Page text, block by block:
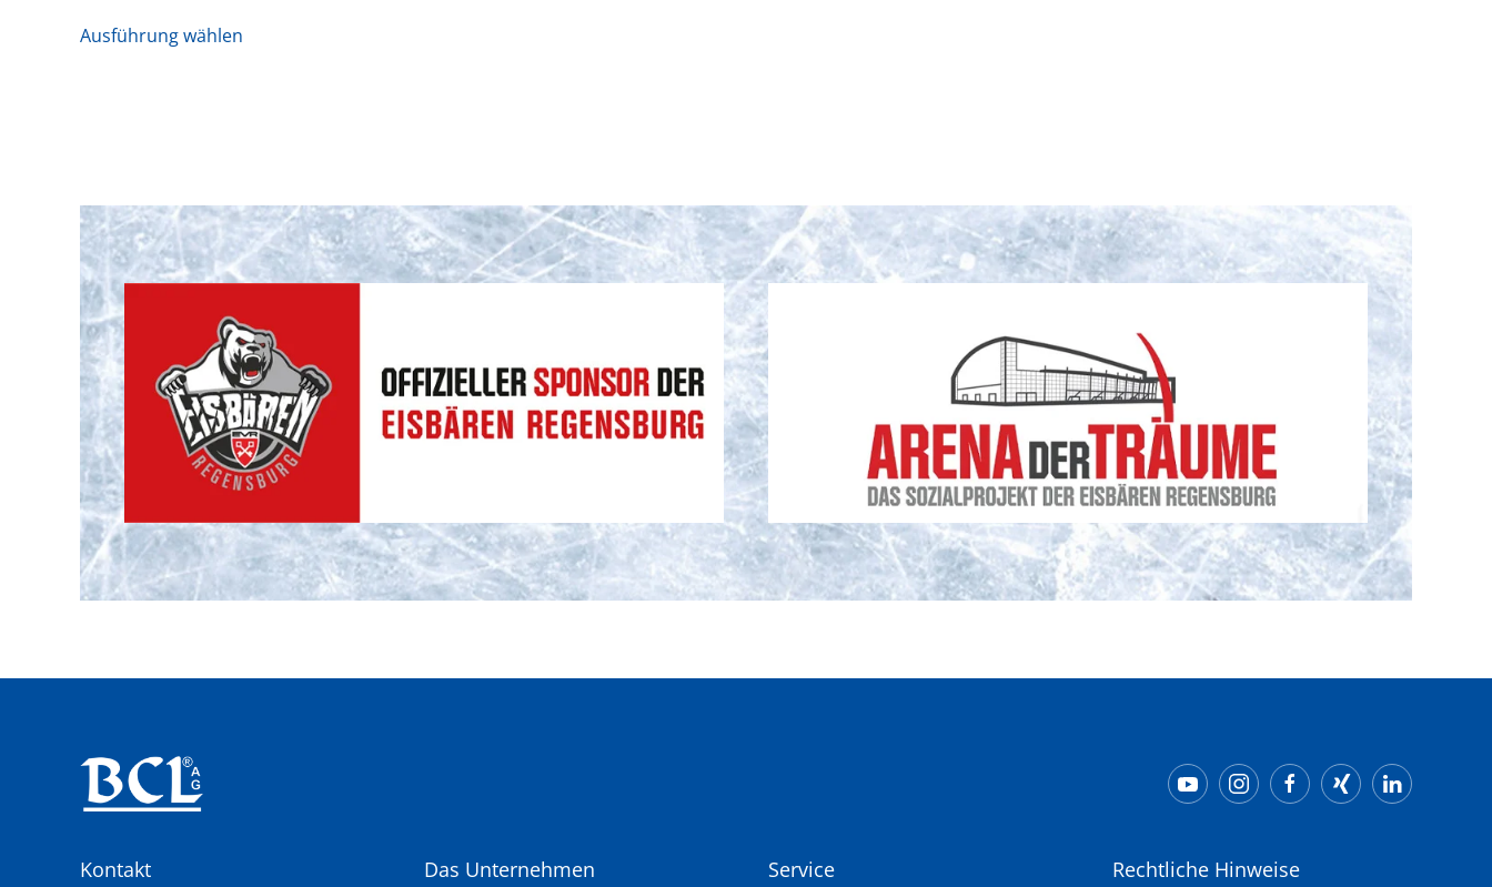
Ausführung wählen
Optionen
können
auf
Produktseite
gewählt
werden
Kontakt Das Unternehmen Service Rechtliche Hinweise